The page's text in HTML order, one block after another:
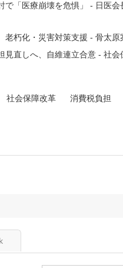
で「医療崩壊を危惧」 - 日医
老朽化・災害対策支援 - 骨太
見直しへ、自維連立合意 - 社
社会保障改革 消費税負担